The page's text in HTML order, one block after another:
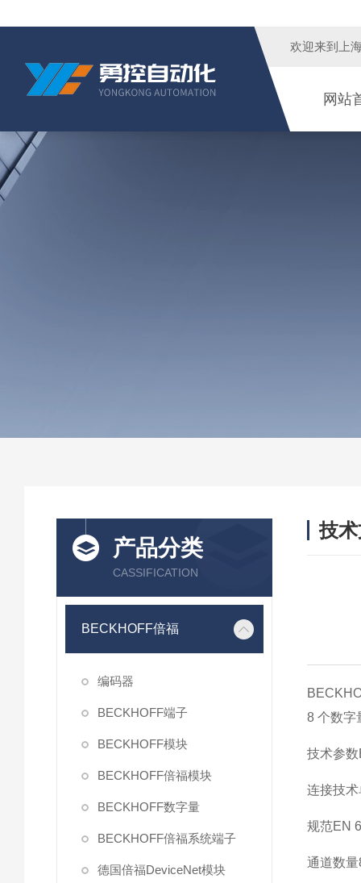
欢迎来到 上
网站
产品分类
CASSIFICATION
BECKHOFF倍福
编码器
BECKHOFF端子
BECKHOFF模块
BECKHOFF倍福模块
BECKHOFF数字量
BECKHOFF倍福系统端子
德国倍福DeviceNet模块
技
8 个数字
技术参数
连接技术
规范EN
通道数量